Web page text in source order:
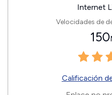
Internet
Velocidades de
150
Calificación